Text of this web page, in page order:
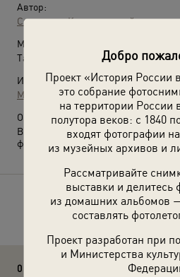
Добро
Проект «История России
это собрание
на территории России
полутора веков: с 1840
входят фотографии
из музейных архивов и
Рассматривайте
выставки и делитесь
из домашних альбомов
составлять
Проект разработан при
и Министерства
Автор:
Сигизмунд Кропивницкий
Место съемки:
Таджикская ССР, г. Душанбе
Источники:
МАММ / МДФ
О фотографии:
Выставка
«Поединок с холодной
фотографией.
Расскажите друзьям
0 комментариев